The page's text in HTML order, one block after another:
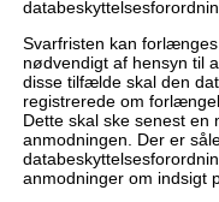
Svarfristen kan
nødvendigt af hensyn til
disse tilfælde skal den
registrerede om
Dette skal ske senest en
anmodningen. Der er
anmodninger om indsigt